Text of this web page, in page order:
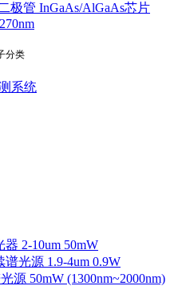
极管 InGaAs/AlGaAs芯片
分类
系统
2-10um 50mW
光源 1.9-4um 0.9W
源 50mW (1300nm~2000nm)